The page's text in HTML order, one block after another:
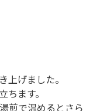
上げました。
ちます。
煎で温めるとさら